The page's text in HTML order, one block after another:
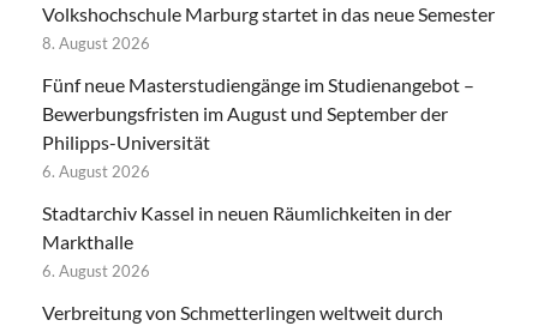
Volkshochschule Marburg startet in das neue Semester
8. August 2026
Fünf neue Masterstudiengänge im Studienangebot –
Bewerbungsfristen im August und September der
Philipps-Universität
6. August 2026
Stadtarchiv Kassel in neuen Räumlichkeiten in der
Markthalle
6. August 2026
Verbreitung von Schmetterlingen weltweit durch